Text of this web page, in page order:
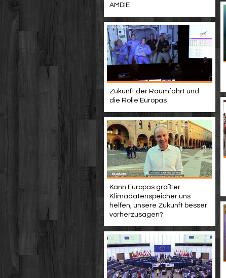
AMDIE
Zukunft der Raumfahrt und
die Rolle Europas
Kann Europas größter
Klimadatenspeicher uns
helfen, unsere Zukunft besser
vorherzusagen?